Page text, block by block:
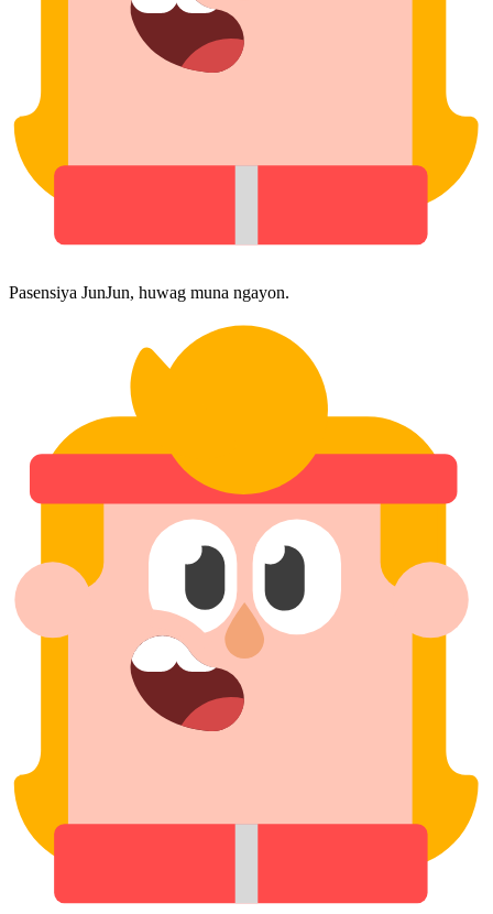
Pasensiya JunJun, huwag muna ngayon.